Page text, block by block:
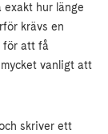
exakt hur länge
krävs en
för att få
vanligt att
skriver ett